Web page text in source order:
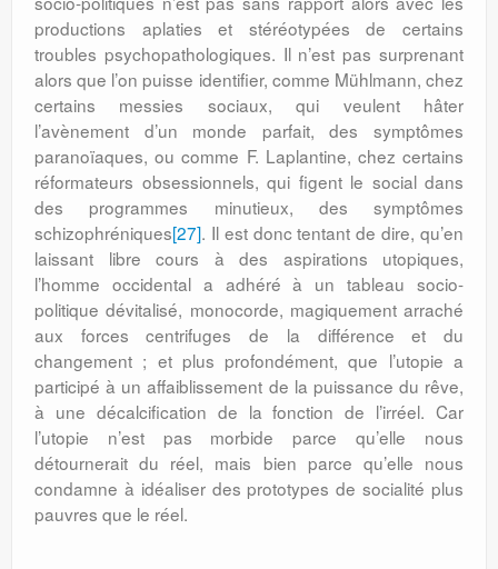
productions aplaties et stéréotypées de certains
troubles psychopathologiques. Il n’est pas surprenant
alors que l’on puisse identifier, comme Mühlmann, chez
certains messies sociaux, qui veulent hâter
l’avènement d’un monde parfait, des symptômes
paranoïaques, ou comme F. Laplantine, chez certains
réformateurs obsessionnels, qui figent le social dans
des programmes minutieux, des symptômes
schizophréniques[27]. Il est donc tentant de dire, qu’en
laissant libre cours à des aspirations utopiques,
l’homme occidental a adhéré à un tableau socio-
politique dévitalisé, monocorde, magiquement arraché
aux forces centrifuges de la différence et du
changement ; et plus profondément, que l’utopie a
participé à un affaiblissement de la puissance du rêve,
à une décalcification de la fonction de l’irréel. Car
l’utopie n’est pas morbide parce qu’elle nous
détournerait du réel, mais bien parce qu’elle nous
condamne à idéaliser des prototypes de socialité plus
pauvres que le réel.